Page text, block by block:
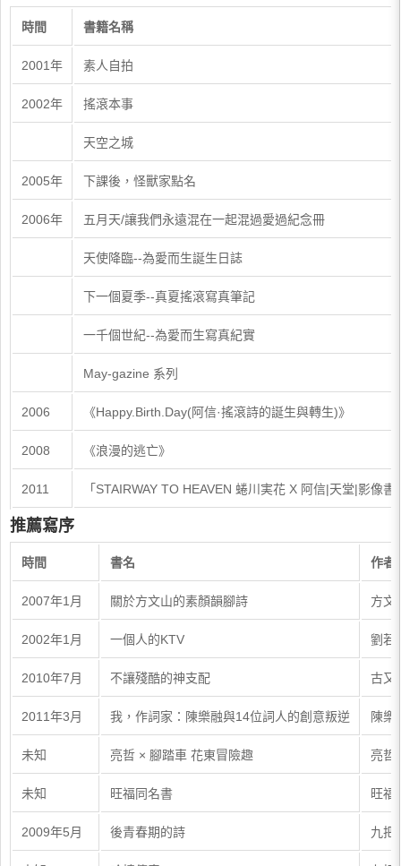
時間 書籍名稱
2001年 素人自拍
2002年 搖滾本事
天空之城
2005年 下課後，怪獸家點名
2006年 五月天/讓我們永遠混在一起混過愛過紀念冊
天使降臨--為愛而生誕生日誌
下一個夏季--真夏搖滾寫真筆記
一千個世紀--為愛而生寫真紀實
May-gazine 系列
2006 《Happy.Birth.Day(阿信·搖滾詩的誕生與轉生)》
2008 《浪漫的逃亡》
2011 「STAIRWAY TO HEAVEN 蜷川実花 X 阿信|天堂|影像書
推薦寫序
時間 書名 作者
2007年1月 關於方文山的素顏韻腳詩 方文
2002年1月 一個人的KTV 劉若
2010年7月 不讓殘酷的神支配 古又
2011年3月 我，作詞家：陳樂融與14位詞人的創意叛逆 陳樂
未知 亮哲 × 腳踏車 花東冒險趣 亮哲
未知 旺福同名書 旺福
2009年5月 後青春期的詩 九把